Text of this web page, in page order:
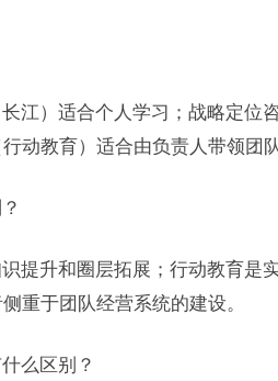
江）适合个人学习；战略定位
动教育）适合由负责人带领团
提升和圈层拓展；行动教育是
重于团队经营系统的建设。
么区别？